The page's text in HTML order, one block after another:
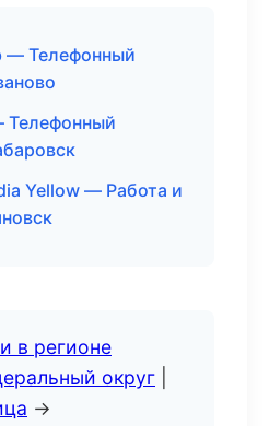
— Телефонный
Yellow — Работа и
в регионе
округ
→